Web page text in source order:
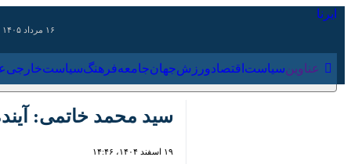
عناوین‌ سیاست اقتصاد ورزش جهان جامعه فرهنگ
سید محمد خاتمی: